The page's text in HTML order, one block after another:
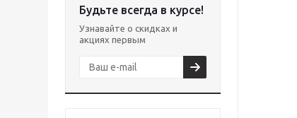
Будьте всегда в курсе!
Узнавайте о скидках и
акциях первым